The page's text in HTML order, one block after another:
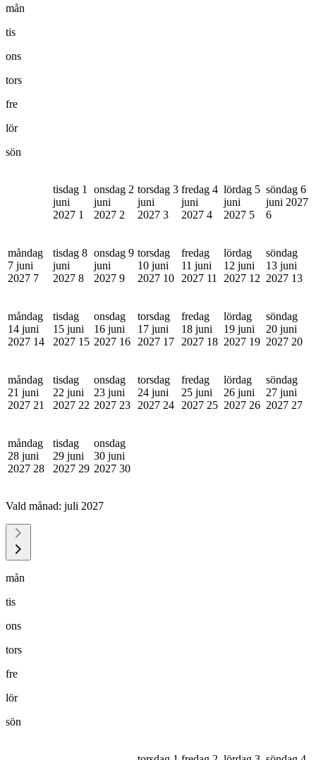
mån
tis
ons
tors
fre
lör
sön
tisdag 1
juni
2027 1
onsdag 2
juni
2027 2
torsdag 3
juni
2027 3
fredag 4
juni
2027 4
lördag 5
juni
2027 5
söndag 6
juni 2027
6
måndag
7 juni
2027 7
tisdag 8
juni
2027 8
onsdag 9
juni
2027 9
torsdag
10 juni
2027 10
fredag
11 juni
2027 11
lördag
12 juni
2027 12
söndag
13 juni
2027 13
måndag
14 juni
2027 14
tisdag
15 juni
2027 15
onsdag
16 juni
2027 16
torsdag
17 juni
2027 17
fredag
18 juni
2027 18
lördag
19 juni
2027 19
söndag
20 juni
2027 20
måndag
21 juni
2027 21
tisdag
22 juni
2027 22
onsdag
23 juni
2027 23
torsdag
24 juni
2027 24
fredag
25 juni
2027 25
lördag
26 juni
2027 26
söndag
27 juni
2027 27
måndag
28 juni
2027 28
tisdag
29 juni
2027 29
onsdag
30 juni
2027 30
Vald månad: juli 2027
mån
tis
ons
tors
fre
lör
sön